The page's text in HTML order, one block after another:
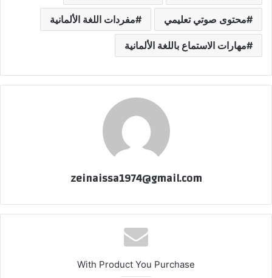
محتوى صوتي تعليمي مفردات اللغة الألمانية
مهارات الاستماع باللغة الألمانية
zeinaissa1974@gmail.com
With Product You Purchase